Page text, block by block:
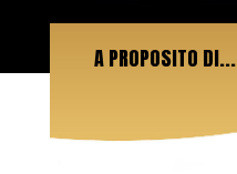
A PROPOSITO DI...